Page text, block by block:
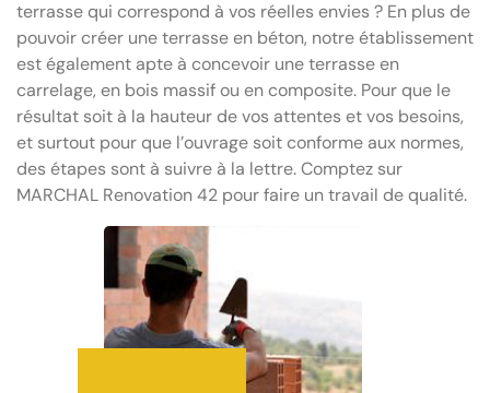
terrasse qui correspond à vos réelles envies ? En plus de
pouvoir créer une terrasse en béton, notre établissement
est également apte à concevoir une terrasse en
carrelage, en bois massif ou en composite. Pour que le
résultat soit à la hauteur de vos attentes et vos besoins,
et surtout pour que l’ouvrage soit conforme aux normes,
des étapes sont à suivre à la lettre. Comptez sur
MARCHAL Renovation 42 pour faire un travail de qualité.